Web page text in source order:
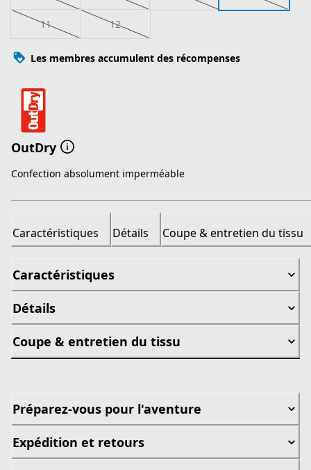
11 12
Les membres accumulent des récompenses
OutDry
Confection absolument imperméable
Caractéristiques Détails Coupe & entretien du tissu
Caractéristiques
Détails
Coupe & entretien du tissu
Préparez-vous pour l'aventure
Expédition et retours